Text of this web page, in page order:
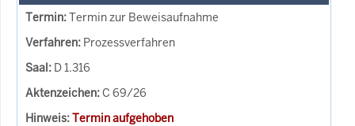
Termin zur Beweisaufnahme
Prozessverfahren
D 1.316
C 69/26
Termin aufgehoben